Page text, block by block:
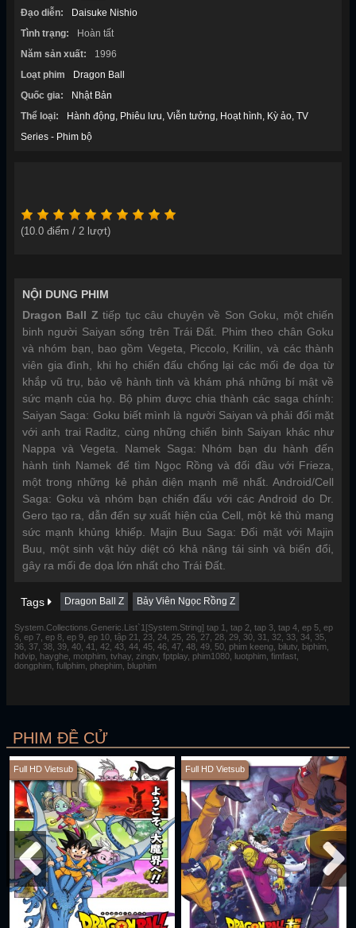
Đạo diễn:
Daisuke Nishio
Tình trạng:
Hoàn tất
Năm sản xuất:
1996
Loạt phim
Dragon Ball
Quốc gia:
Nhật Bản
Thể loại:
Hành động Phiêu lưu Viễn tưởng Hoạt hình Kỳ ảo TV
Series - Phim bộ
(10.0 điểm / 2 lượt)
NỘI DUNG PHIM
Dragon Ball Z tiếp tục câu chuyện về Son Goku, một chiến
binh người Saiyan sống trên Trái Đất. Phim theo chân Goku
và nhóm bạn, bao gồm Vegeta, Piccolo, Krillin, và các thành
viên gia đình, khi họ chiến đấu chống lại các mối đe dọa từ
khắp vũ trụ, bảo vệ hành tinh và khám phá những bí mật về
sức mạnh của họ. Bộ phim được chia thành các saga chính:
Saiyan Saga: Goku biết mình là người Saiyan và phải đối mặt
với anh trai Raditz, cùng những chiến binh Saiyan khác như
Nappa và Vegeta. Namek Saga: Nhóm bạn du hành đến
hành tinh Namek để tìm Ngọc Rồng và đối đầu với Frieza,
một trong những kẻ phản diện mạnh mẽ nhất. Android/Cell
Saga: Goku và nhóm bạn chiến đấu với các Android do Dr.
Gero tạo ra, dẫn đến sự xuất hiện của Cell, một kẻ thù mang
sức mạnh khủng khiếp. Majin Buu Saga: Đối mặt với Majin
Buu, một sinh vật hủy diệt có khả năng tái sinh và biến đổi,
gây ra mối đe dọa lớn nhất cho Trái Đất.
Tags Dragon Ball Z Bảy Viên Ngọc Rồng Z
System.Collections.Generic.List`1[System.String] tap 1, tap 2, tap 3, tap 4, ep 5, ep
6, ep 7, ep 8, ep 9, ep 10, tập 21, 23, 24, 25, 26, 27, 28, 29, 30, 31, 32, 33, 34, 35,
36, 37, 38, 39, 40, 41, 42, 43, 44, 45, 46, 47, 48, 49, 50, phim keeng, bilutv, biphim,
hdvip, hayghe, motphim, tvhay, zingtv, fptplay, phim1080, luotphim, fimfast,
dongphim, fullphim, phephim, bluphim
PHIM ĐỀ CỬ
Full HD Vietsub Full HD Vietsub